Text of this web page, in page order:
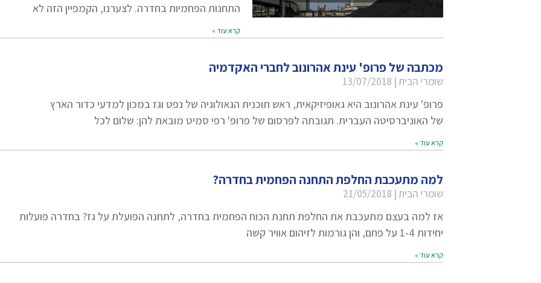
התחנות הפחמיות בחדרה. לצערנו, הקמפיין הזה לא
קרא עוד »
מכתבה של פרופ' עינת אהרונוב לחברי האקדמיה
שומרי הבית
פרופ' עינת אהרונוב היא גאופיזיקאית, ראש תוכנית הגאולוגיה של נפט וגז במכון למדעי כדור הארץ
של האוניברסיטה העברית. תגובתה לפרסום של פרופ' רפי סמיט מובאת להן: שלום לכל
קרא עוד »
למה מתעכבת החלפת התחנה הפחמית בחדרה?
שומרי הבית
אז למה בעצם מתעכבת את החלפת תחנת הכוח הפחמית בחדרה, לתחנה הפועלת על גז? בחדרה פועלות
יחידות 1-4 על פחם, והן גורמות לזיהום אוויר קשה
קרא עוד »